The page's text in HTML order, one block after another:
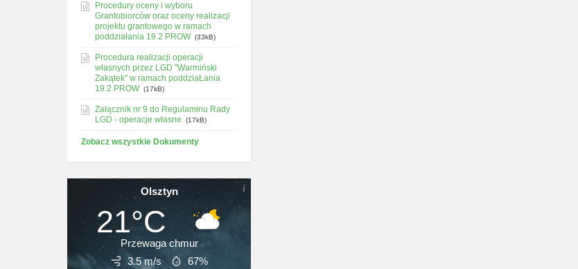
Procedury oceny i wyboru
Grantobiorców oraz oceny realizacji
projektu grantowego w ramach
poddziałania 19.2 PROW (33kB)
Procedura realizacji operacji
własnych przez LGD "Warmiński
Zakątek" w ramach poddziaŁania
19.2 PROW (17kB)
Załącznik nr 9 do Regulaminu Rady
LGD - operacje własne
(17kB)
Zobacz wszystkie Dokumenty
Olsztyn
21°C
Przewaga chmur
3.5 m/s
67%